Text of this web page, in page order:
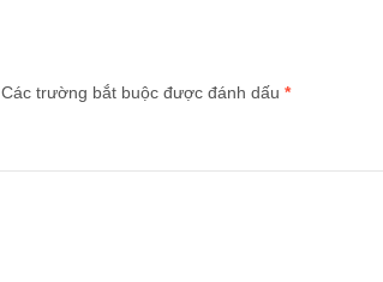
Các trường bắt buộc được đánh dấu *